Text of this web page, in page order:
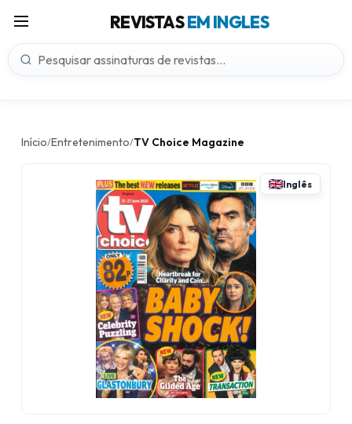
REVISTASEM INGLES
Início/Entretenimento/TV Choice Magazine
Inglês